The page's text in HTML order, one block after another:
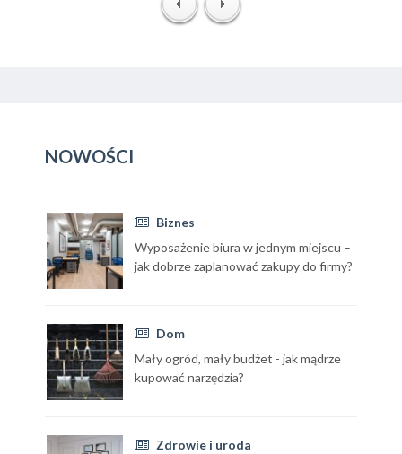
NOWOŚCI
Biznes
Wyposażenie biura w jednym miejscu –
jak dobrze zaplanować zakupy do firmy?
Dom
Mały ogród, mały budżet - jak mądrze
kupować narzędzia?
Zdrowie i uroda